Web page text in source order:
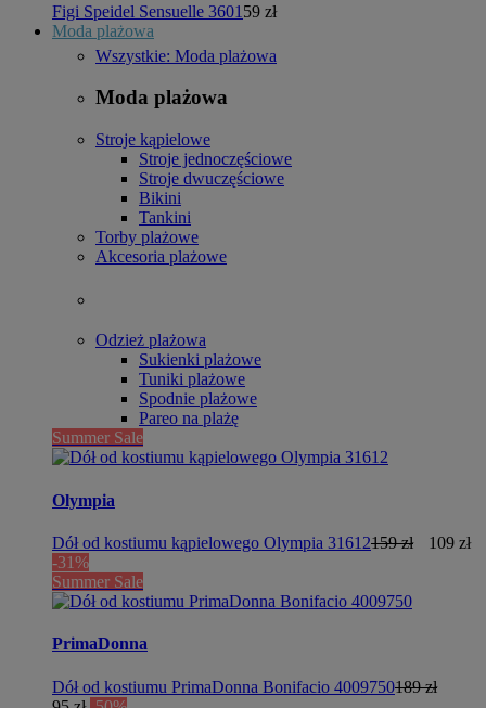
Figi Speidel Sensuelle 3601 59 zł
Moda plażowa
Wszystkie: Moda plażowa
Moda plażowa
Stroje kąpielowe
Stroje jednoczęściowe
Stroje dwuczęściowe
Bikini
Tankini
Torby plażowe
Akcesoria plażowe
Odzież plażowa
Sukienki plażowe
Tuniki plażowe
Spodnie plażowe
Pareo na plażę
Summer Sale
Olympia
Dół od kostiumu kąpielowego Olympia 31612159 zł
109 zł
-31%
Summer Sale
PrimaDonna
Dół od kostiumu PrimaDonna Bonifacio 4009750189 zł